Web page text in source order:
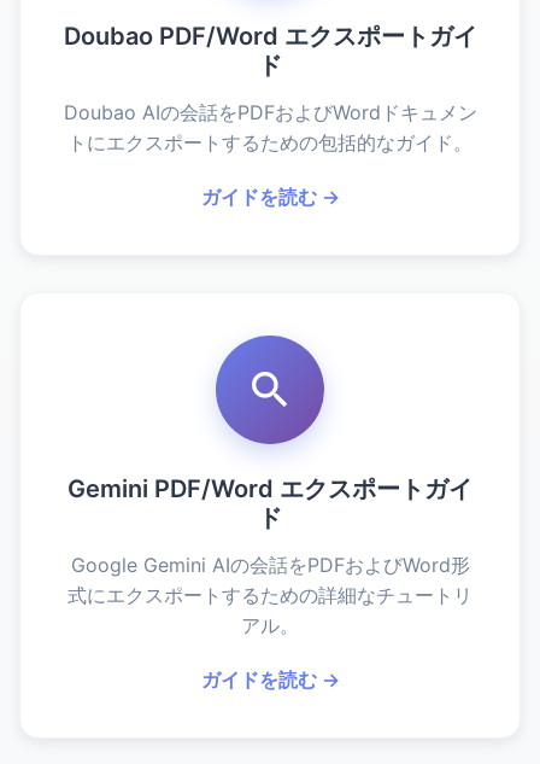
Doubao PDF/Word エクスポートガイ
ド
Doubao AIの会話をPDFおよびWordドキュメン
トにエクスポートするための包括的なガイド。
ガイドを読む →
Gemini PDF/Word エクスポートガイ
ド
Google Gemini AIの会話をPDFおよびWord形
式にエクスポートするための詳細なチュートリ
アル。
ガイドを読む →